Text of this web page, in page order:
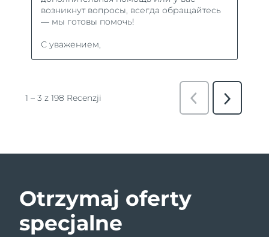
Otrzymaj oferty
specjalne